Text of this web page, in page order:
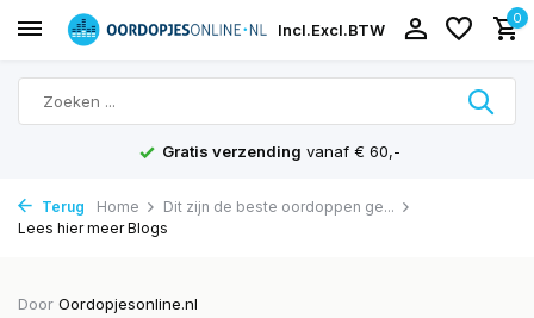
Incl.Excl.BTW
0
Gratis verzending vanaf € 60,-
Terug Home
Dit zijn de beste oordoppen ge...
Lees hier meer Blogs
Door Oordopjesonline.nl